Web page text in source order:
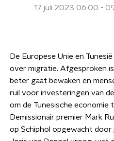
17 juli 2023 06:00 -
De Europese Unie en
over migratie. Afgesproken
beter gaat bewaken en
ruil voor investeringen van
om de Tunesische economie
Demissionair premier Mark
op Schiphol opgewacht door